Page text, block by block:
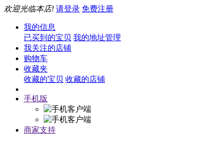
欢迎光临本店! 请登录 免费注册
我的信息
已买到的宝贝 我的地址管理
我关注的店铺
购物车
收藏夹
收藏的宝贝 收藏的店铺
手机版
商家支持